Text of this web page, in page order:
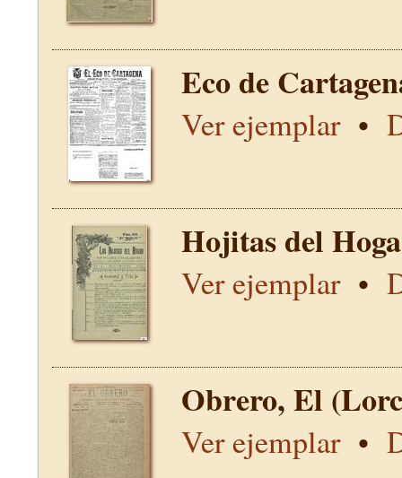
Eco de
Ver ejemplar•
Hojitas del
Ver ejemplar•
Obrero, El
Ver ejemplar•